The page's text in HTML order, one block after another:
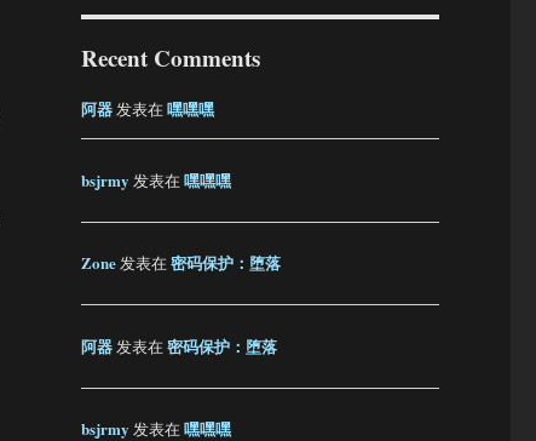
Recent Comments
阿器发表在嘿嘿嘿
bsjrmy 发表在嘿嘿嘿
Zone发表在密码保护：堕落
阿器发表在密码保护：堕落
bsjrmy 发表在嘿嘿嘿